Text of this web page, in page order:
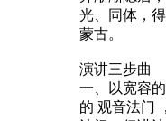
光、同体，
蒙古。
演讲三步曲
一、以宽容
的 观音法门